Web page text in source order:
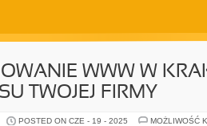
WWW W
TWOJEJ FIRMY
POSTED ON CZE - 19 - 2025
MOŻLIWOŚĆ